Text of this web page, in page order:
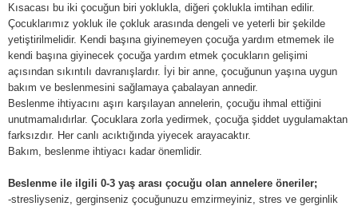
Kısacası bu iki çocuğun biri yoklukla, diğeri çoklukla imtihan edilir.
Çocuklarımız yokluk ile çokluk arasında dengeli ve yeterli bir şekilde
yetiştirilmelidir. Kendi başına giyinemeyen çocuğa yardım etmemek ile
kendi başına giyinecek çocuğa yardım etmek çocukların gelişimi
açısından sıkıntılı davranışlardır. İyi bir anne, çocuğunun yaşına uygun
bakım ve beslenmesini sağlamaya çabalayan annedir.
Beslenme ihtiyacını aşırı karşılayan annelerin, çocuğu ihmal ettiğini
unutmamalıdırlar. Çocuklara zorla yedirmek, çocuğa şiddet uygulamaktan
farksızdır. Her canlı acıktığında yiyecek arayacaktır.
Bakım, beslenme ihtiyacı kadar önemlidir.
Beslenme ile ilgili 0-3 yaş arası çocuğu olan annelere öneriler;
-stresliyseniz, gerginseniz çocuğunuzu emzirmeyiniz, stres ve gerginlik